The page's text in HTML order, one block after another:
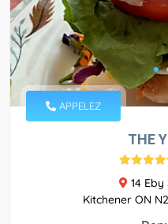
APPELEZ
THE
14
Kitchener ON